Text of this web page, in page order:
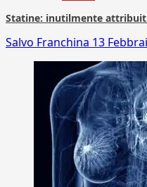
Statine: inutilmente
Salvo Franchina 13